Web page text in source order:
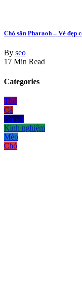
Chó săn Pharaoh – Vẻ đẹp
By seo
17 Min Read
Categories
Thỏ
Cá
Bò sát
Kinh nghiệm
Mèo
Chó